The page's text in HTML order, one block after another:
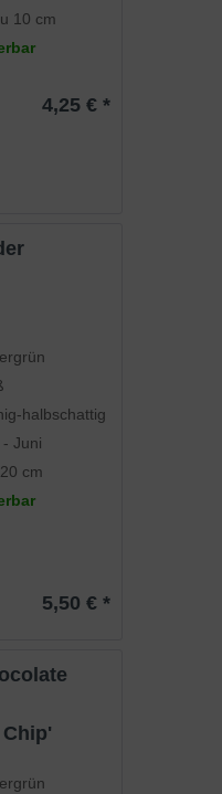
10 cm
4,25 € *
halbschattig
- Juni
cm
5,50 € *
Chip'